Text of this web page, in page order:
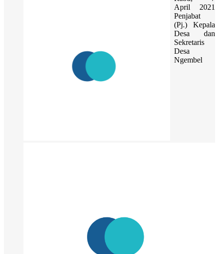
April 2021
Penjabat
(Pj.) Kepala
Desa dan
Sekretaris
Desa
Ngembel